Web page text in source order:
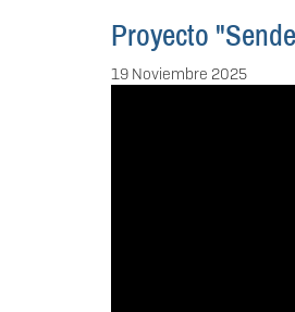
Proyecto
19 Noviembre 2025